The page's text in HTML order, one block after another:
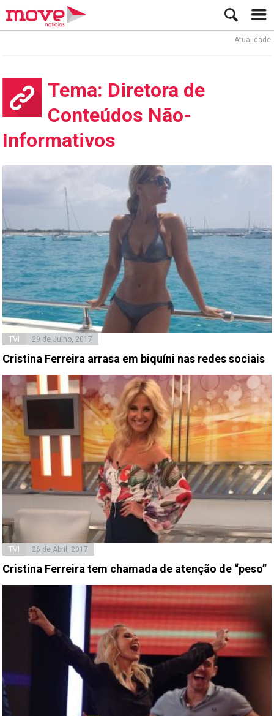
Atualidade
Tema: Diretora de
Conteúdos Não-
Informativos
TVI 29 de Julho, 2017
Cristina Ferreira arrasa em biquíni nas redes sociais
TVI 26 de Abril, 2017
Cristina Ferreira tem chamada de atenção de “peso”